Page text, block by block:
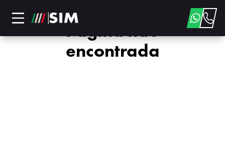
Página não
encontrada